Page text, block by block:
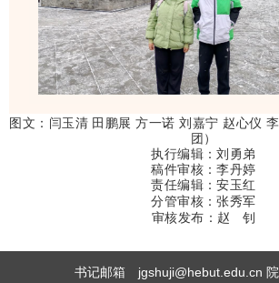
图文 ： 闫玉清 田鹏展 方一诺 刘嘉宁 赵心仪
团）
执行编辑：刘勇弟
稿件审核：李丹婷
责任编辑：安玉红
分管审核：张秀军
审核发布： 赵 钊
书记邮箱 jgshuji@hebut.edu.cn